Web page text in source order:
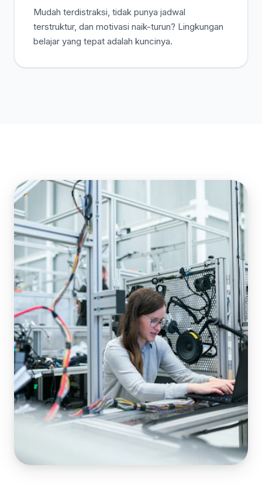
Mudah terdistraksi, tidak punya jadwal
terstruktur, dan motivasi naik-turun? Lingkungan
belajar yang tepat adalah kuncinya.